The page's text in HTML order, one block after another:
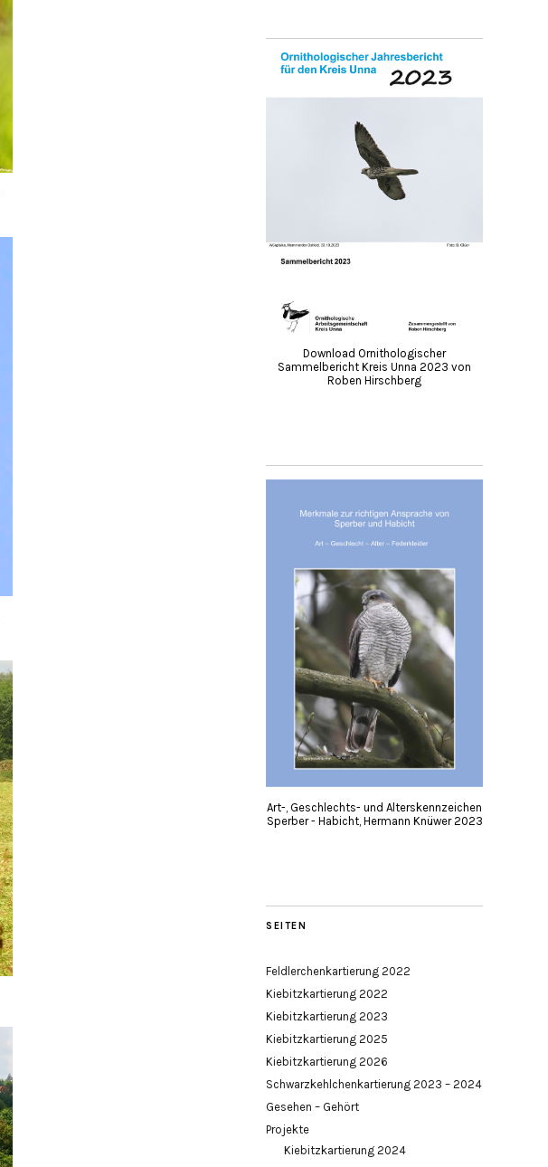
Download Ornithologischer
Sammelbericht Kreis Unna 2023 von
Roben Hirschberg
Art-, Geschlechts- und Alterskennzeichen
Sperber - Habicht, Hermann Knüwer 2023
SEITEN
Feldlerchenkartierung 2022
Kiebitzkartierung 2022
Kiebitzkartierung 2023
Kiebitzkartierung 2025
Kiebitzkartierung 2026
Schwarzkehlchenkartierung 2023 – 2024
Gesehen – Gehört
Projekte
Kiebitzkartierung 2024